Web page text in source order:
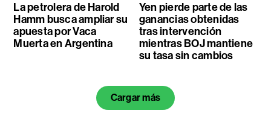
La petrolera de Harold
Hamm busca ampliar su
apuesta por Vaca
Muerta en Argentina
Yen pierde parte de las
ganancias obtenidas
tras intervención
mientras BOJ mantiene
su tasa sin cambios
Cargar más